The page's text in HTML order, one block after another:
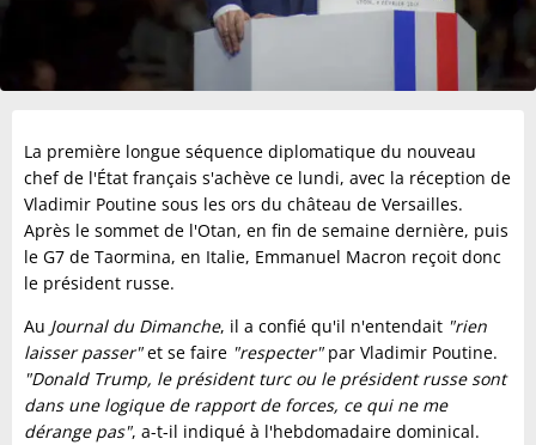
La première longue séquence diplomatique du nouveau
chef de l'État français s'achève ce lundi, avec la réception de
Vladimir Poutine sous les ors du château de Versailles.
Après le sommet de l'Otan, en fin de semaine dernière, puis
le G7 de Taormina, en Italie, Emmanuel Macron reçoit donc
le président russe.
Au Journal du Dimanche, il a confié qu'il n'entendait "rien
laisser passer"et se faire "respecter"par Vladimir Poutine.
"Donald Trump, le président turc ou le président russe sont
dans une logique de rapport de forces, ce qui ne me
dérange pas", a-t-il indiqué à l'hebdomadaire dominical.